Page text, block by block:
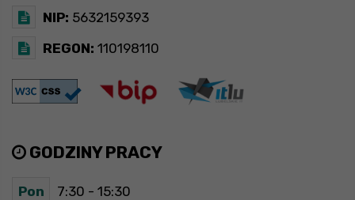
NIP: 5632159393
REGON: 110198110
GODZINY PRACY
Pon 7:30 - 15:30